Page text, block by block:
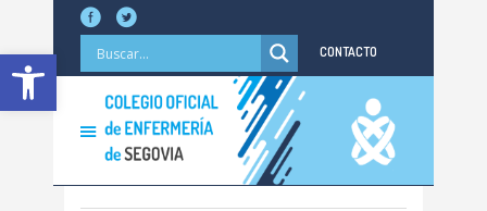
Abrir barra de herramientas CONTACTO